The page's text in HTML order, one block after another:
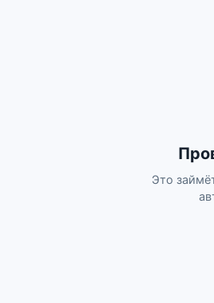
Это